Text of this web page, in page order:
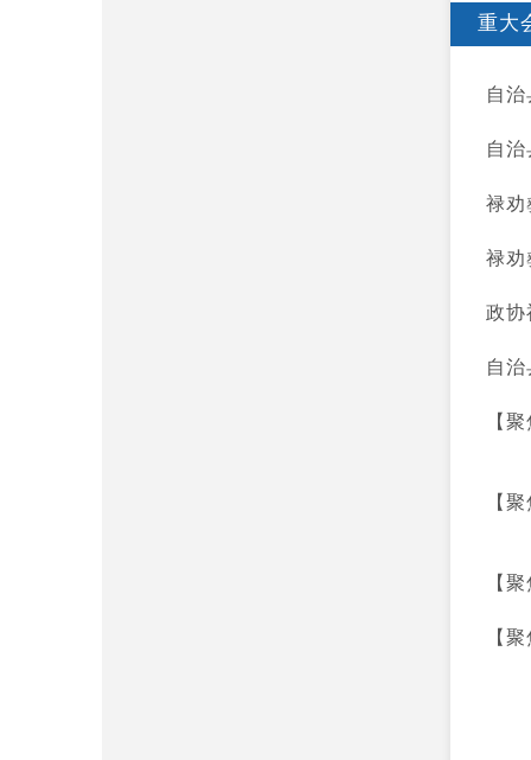
重大
自
自
禄劝
禄劝
政协
自
【
【
【
【